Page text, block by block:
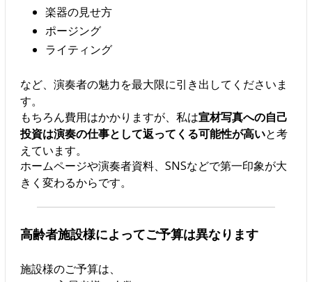
楽器の見せ方
ポージング
ライティング
など、演奏者の魅力を最大限に引き出してくださいま
す。
もちろん費用はかかりますが、私は宣材写真への自己
投資は演奏の仕事として返ってくる可能性が高いと考
えています。
ホームページや演奏者資料、SNSなどで第一印象が大
きく変わるからです。
高齢者施設様によってご予算は異なります
施設様のご予算は、